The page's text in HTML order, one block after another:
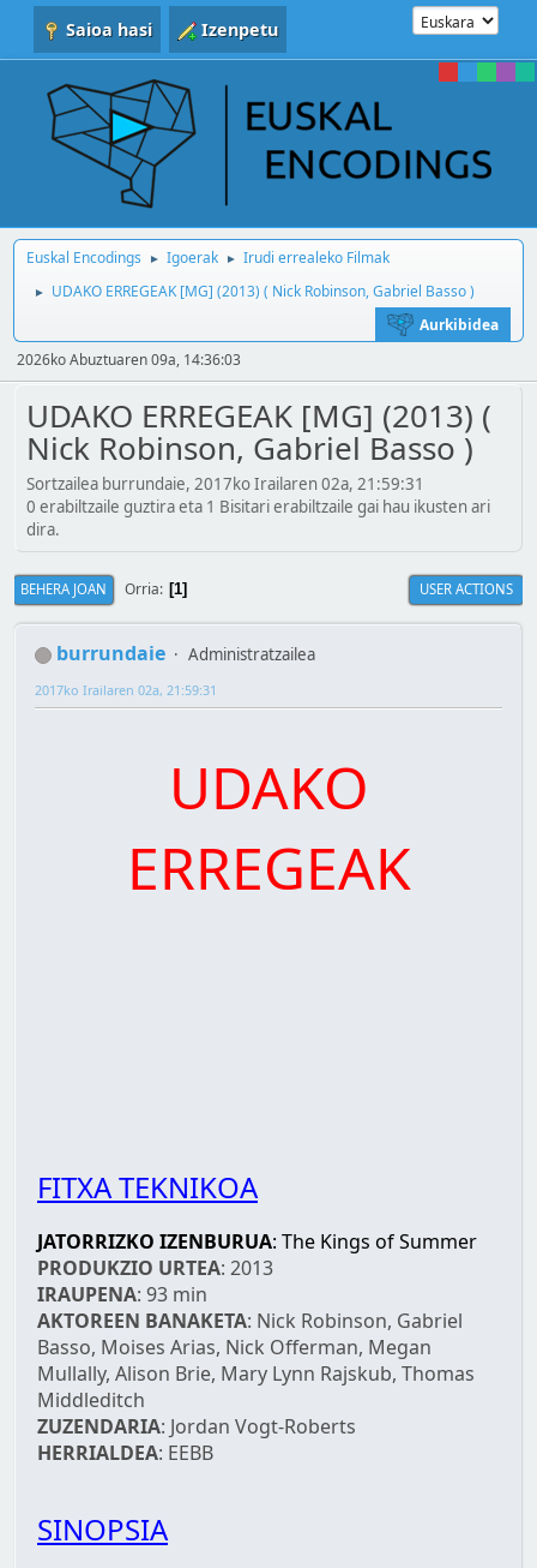
Saioa hasi Izenpetu
Euskal Encodings ► Igoerak ► Irudi errealeko Filmak
►
UDAKO ERREGEAK [MG] (2013) ( Nick Robinson, Gabriel Basso )
Aurkibidea
2026ko Abuztuaren 09a, 14:36:03
UDAKO ERREGEAK [MG] (2013) (
Nick Robinson, Gabriel Basso )
Sortzailea burrundaie, 2017ko Irailaren 02a, 21:59:31
0 erabiltzaile guztira eta 1 Bisitari erabiltzaile gai hau ikusten ari
dira.
BEHERA JOAN Orria 1 USER ACTIONS
burrundaie Administratzailea
2017ko Irailaren 02a, 21:59:31
UDAKO
ERREGEAK
FITXA TEKNIKOA
JATORRIZKO IZENBURUA: The Kings of Summer
PRODUKZIO URTEA: 2013
IRAUPENA: 93 min
AKTOREEN BANAKETA: Nick Robinson, Gabriel
Basso, Moises Arias, Nick Offerman, Megan
Mullally, Alison Brie, Mary Lynn Rajskub, Thomas
Middleditch
ZUZENDARIA: Jordan Vogt-Roberts
HERRIALDEA: EEBB
SINOPSIA